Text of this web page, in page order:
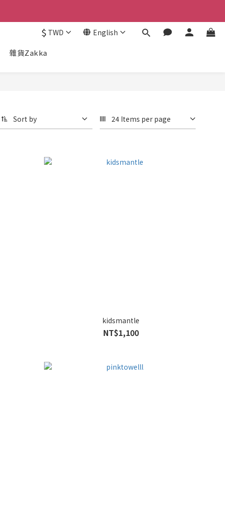
$ TWD English
雜貨Zakka
Sort by 24 Items per page
kidsmantle
NT$1,100